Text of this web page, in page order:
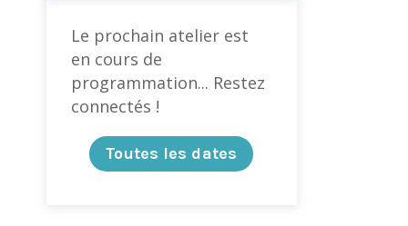
Le prochain atelier est
en cours de
programmation... Restez
connectés !
Toutes les dates